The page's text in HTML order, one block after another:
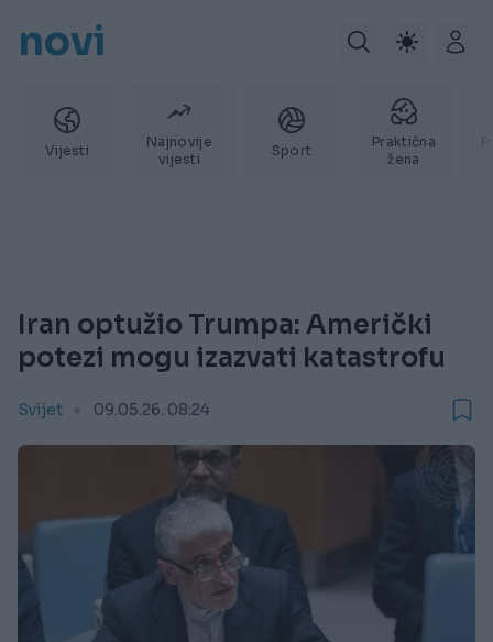
novi
Vijesti
Najnovije
vijesti
Sport
Praktična
žena
Iran optužio Trumpa: Američki
potezi mogu izazvati katastrofu
Svijet 09.05.26. 08:24